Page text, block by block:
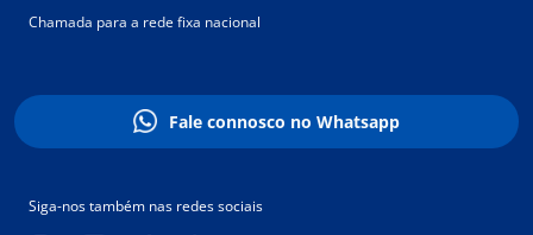
Chamada para a rede fixa nacional
Fale connosco no Whatsapp
Siga-nos também nas redes sociais